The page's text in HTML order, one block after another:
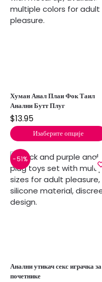
Хуман Анал Плаи Фок Таил
Анални Бутт Плуг
$13.95
Изаберите опције
-51%
Анални утикач секс играчка за
почетнике